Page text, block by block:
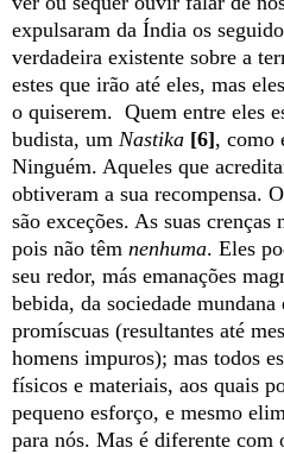
expulsaram da Índia os
verdadeira existente sobre a
estes que irão até eles, mas
o quiserem. Quem entre eles
budista, um Nastika [6], como
Ninguém. Aqueles que
obtiveram a sua recompensa.
são exceções. As suas crenças
pois não têm nenhuma. Eles
seu redor, más emanações
bebida, da sociedade mundana
promíscuas (resultantes até
homens impuros); mas todos
físicos e materiais, aos quais
pequeno esforço, e mesmo
para nós. Mas é diferente com